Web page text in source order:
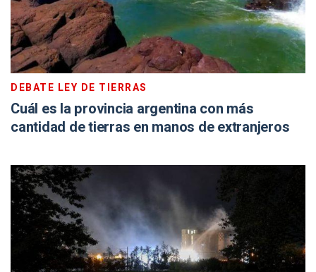
DEBATE LEY DE TIERRAS
Cuál es la provincia argentina con más
cantidad de tierras en manos de extranjeros